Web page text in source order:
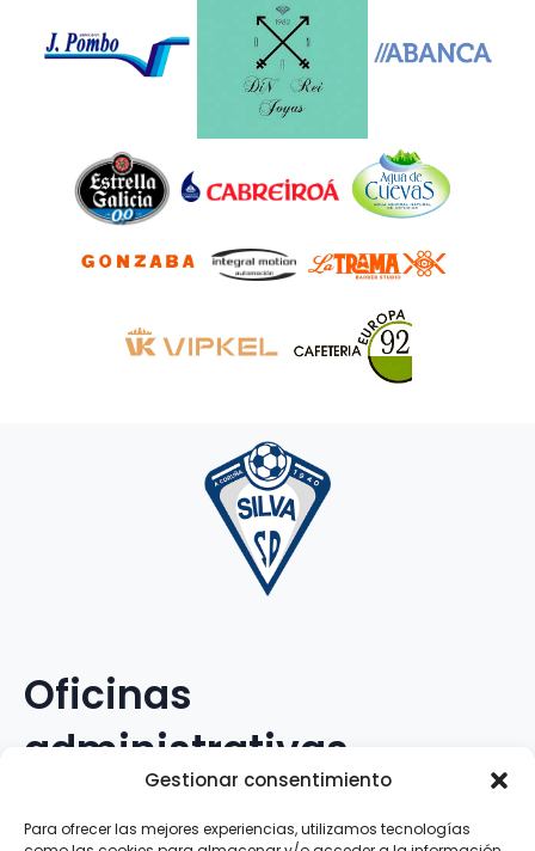
Gestionar consentimiento
Para ofrecer las mejores experiencias, utilizamos tecnologías
Oficinas
administrativas
Avenida Galileo Galilei, 12